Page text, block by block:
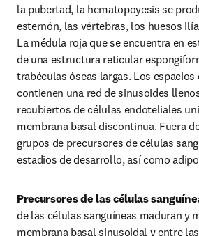
la pubertad, la hematopoyesis se
esternón, las vértebras, los huesos
La médula roja que se encuentra en
de una estructura reticular
trabéculas óseas largas. Los
contienen una red de sinusoides
recubiertos de células endoteliales
membrana basal discontinua. Fuera
grupos de precursores de células
estadios de desarrollo, así como
Precursores de las células
de las células sanguíneas maduran y
membrana basal sinusoidal y entre